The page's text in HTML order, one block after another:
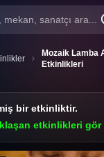
mekan, sanatçı ara...
Mozaik Lamba
Etkinlikleri
bir etkinliktir.
etkinlikleri gör